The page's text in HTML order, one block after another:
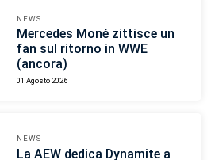
NEWS
Mercedes Moné zittisce un
fan sul ritorno in WWE
(ancora)
01 Agosto 2026
NEWS
La AEW dedica Dynamite a